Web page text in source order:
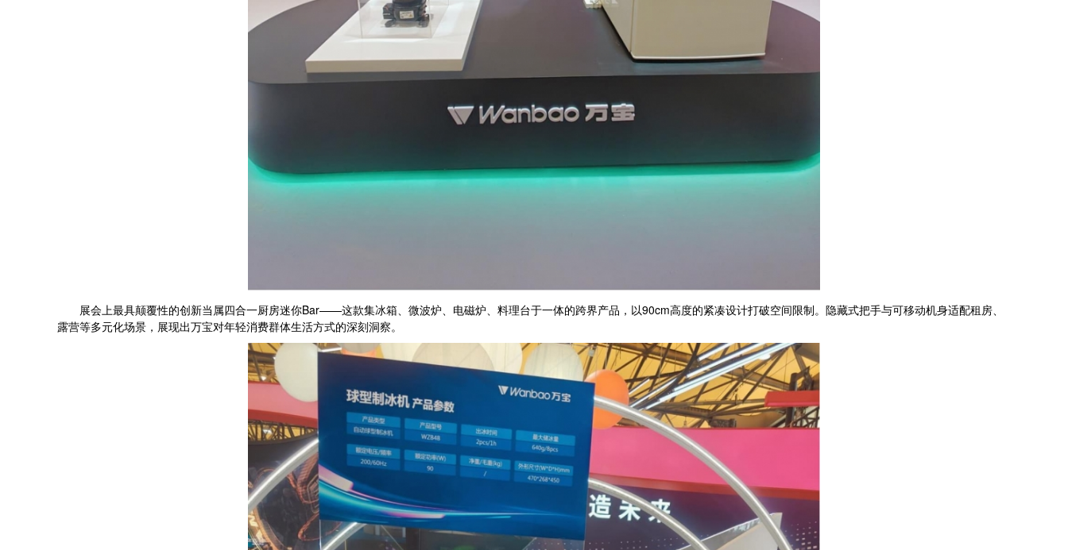
展会上最具颠覆性的创新当属四合一厨房迷你Bar——这款集冰箱、微波炉、电磁炉、料理台于一体的跨界产品，以90cm高度的紧凑设计打破空间限制。隐藏式把手与可移动机身适配租房、
露营等多元化场景，展现出万宝对年轻消费群体生活方式的深刻洞察。